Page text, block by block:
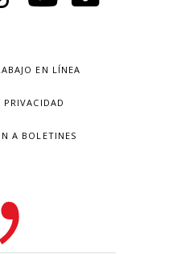
EN LÍNEA
PRIVACIDAD
A BOLETINES